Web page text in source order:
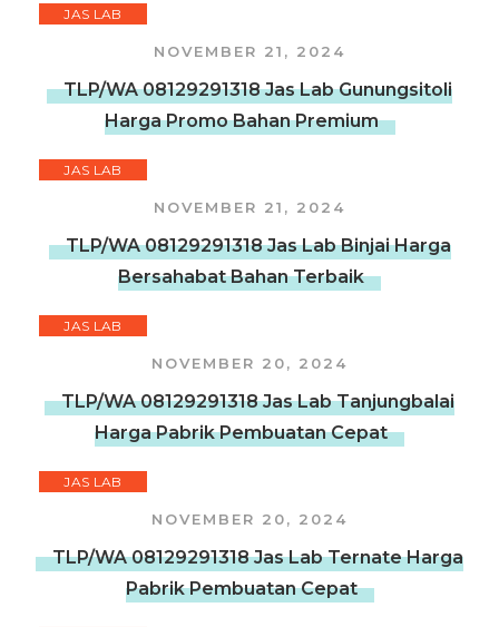
JAS LAB
NOVEMBER 21, 2024
TLP/WA 08129291318 Jas Lab Gunungsitoli
Harga Promo Bahan Premium
JAS LAB
NOVEMBER 21, 2024
TLP/WA 08129291318 Jas Lab Binjai Harga
Bersahabat Bahan Terbaik
JAS LAB
NOVEMBER 20, 2024
TLP/WA 08129291318 Jas Lab Tanjungbalai
Harga Pabrik Pembuatan Cepat
JAS LAB
NOVEMBER 20, 2024
TLP/WA 08129291318 Jas Lab Ternate Harga
Pabrik Pembuatan Cepat